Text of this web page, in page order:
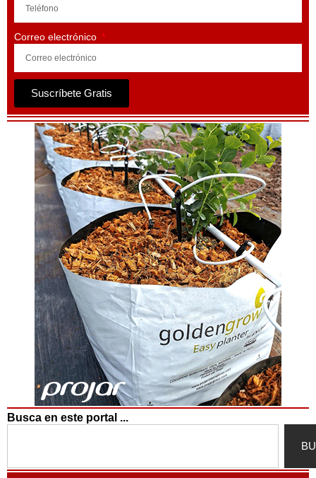
Correo electrónico
Suscríbete Gratis
Busca en este portal ...